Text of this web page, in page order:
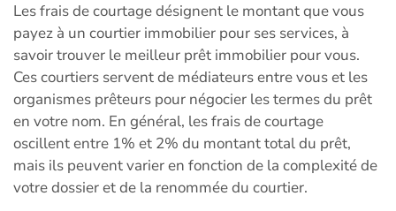
Les frais de courtage désignent le montant que vous
payez à un courtier immobilier pour ses services, à
savoir trouver le meilleur prêt immobilier pour vous.
Ces courtiers servent de médiateurs entre vous et les
organismes prêteurs pour négocier les termes du prêt
en votre nom. En général, les frais de courtage
oscillent entre 1% et 2% du montant total du prêt,
mais ils peuvent varier en fonction de la complexité de
votre dossier et de la renommée du courtier.